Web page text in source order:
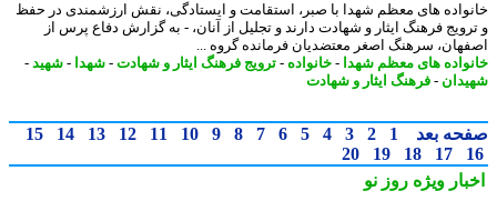
های معظم شهدا با صبر، استقامت و ایستادگی، نقش ارزشمندی در حفظ
فرهنگ ایثار و شهادت دارند و تجلیل از آنان، - به گزارش دفاع پرس از
سرهنگ اصغر معتضدیان فرمانده گروه ...
های معظم شهدا-خانواده- ترویج فرهنگ ایثار و شهادت-شهدا-شهید-
- فرهنگ ایثار و شهادت
بعد 1
2
3
4
5
6
7
8
9
10
11
12
13
14
15
17
18
19
20
ویژهروز نو